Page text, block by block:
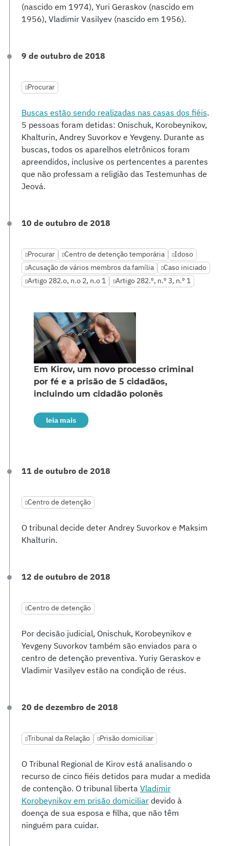
(nascido em 1974), Yuri Geraskov (nascido em
1956), Vladimir Vasilyev (nascido em 1956).
9 de outubro de 2018
Procurar
Buscas estão sendo realizadas nas casas dos fiéis.
5 pessoas foram detidas: Onischuk, Korobeynikov,
Khalturin, Andrey Suvorkov e Yevgeny. Durante as
buscas, todos os aparelhos eletrônicos foram
apreendidos, inclusive os pertencentes a parentes
que não professam a religião das Testemunhas de
Jeová.
10 de outubro de 2018
Procurar Centro de detenção temporária
Idoso
Acusação de vários membros da família
Caso iniciado
Artigo 282.o, n.o 2, n.o 1
Artigo 282.º, n.º 3, n.º 1
Em Kirov, um novo processo criminal
por fé e a prisão de 5 cidadãos,
incluindo um cidadão polonês
leia mais
11 de outubro de 2018
Centro de detenção
O tribunal decide deter Andrey Suvorkov e Maksim
Khalturin.
12 de outubro de 2018
Centro de detenção
Por decisão judicial, Onischuk, Korobeynikov e
Yevgeny Suvorkov também são enviados para o
centro de detenção preventiva. Yuriy Geraskov e
Vladimir Vasilyev estão na condição de réus.
20 de dezembro de 2018
Tribunal da Relação Prisão domiciliar
O Tribunal Regional de Kirov está analisando o
recurso de cinco fiéis detidos para mudar a medida
de contenção. O tribunal liberta Vladimir
Korobeynikov em prisão domiciliar devido à
doença de sua esposa e filha, que não têm
ninguém para cuidar.